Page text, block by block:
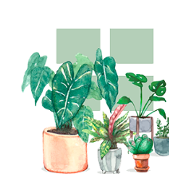
Домашняя
оранжерея